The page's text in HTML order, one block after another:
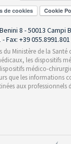
de cookies
8 - 50013
- Fax: +39
Ministère de la
les dispositifs
médico-
que les informations
aux professionnels